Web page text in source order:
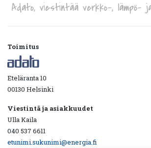
Adato, viestintää verkko-, lämpö-
Toimitus
Eteläranta 10
00130 Helsinki
Viestintä ja asiakkuudet
Ulla Kaila
040 537 6611
etunimi.sukunimi@energia.fi